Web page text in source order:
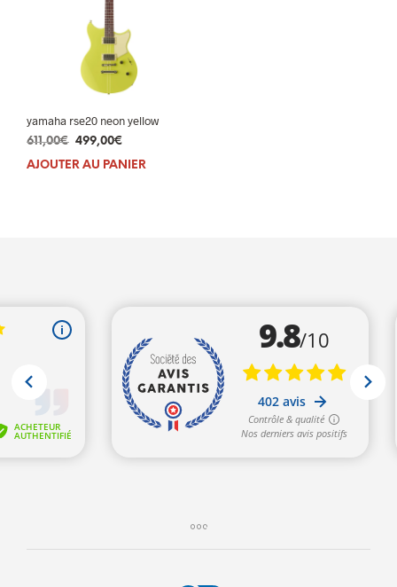
yamaha rse20 neon yellow
611,00€ Le
prix
499,00€
prix
AJOUTER AU PANIER